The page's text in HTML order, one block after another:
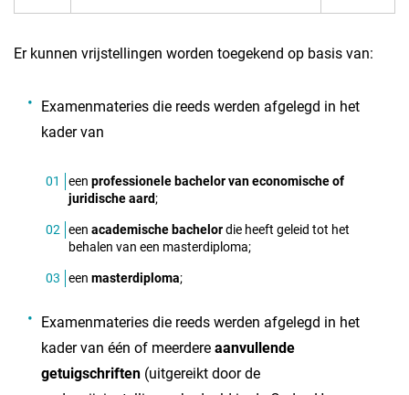
Er kunnen vrijstellingen worden toegekend op basis van:
Examenmateries die reeds werden afgelegd in het
kader van
een professionele bachelor van economische of
juridische aard;
een academische bachelordie heeft geleid tot het
behalen van een masterdiploma;
een masterdiploma;
Examenmateries die reeds werden afgelegd in het
kader van één of meerdere aanvullende
getuigschriften (uitgereikt door de